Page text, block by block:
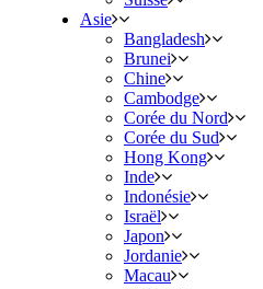
Asie
Bangladesh
Brunei
Chine
Cambodge
Corée du Nord
Corée du Sud
Hong Kong
Inde
Indonésie
Israël
Japon
Jordanie
Macau